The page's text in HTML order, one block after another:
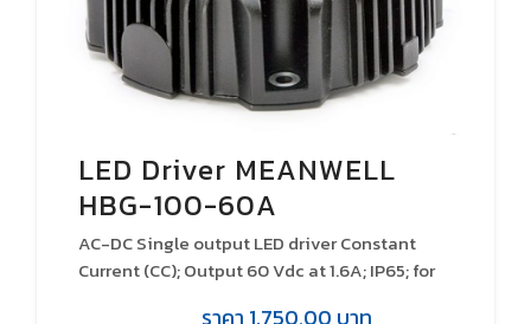
LED Driver MEANWELL
HBG-100-60A
AC-DC Single output LED driver Constant
Current (CC); Output 60 Vdc at 1.6A; IP65; for
ราคา 1,750.00 บาท